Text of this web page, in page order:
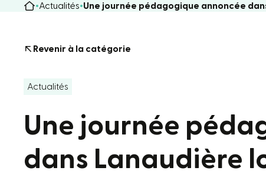
Actualités Une journée pédagogique annoncée
Revenir à la catégorie
Actualités
Une journée
dans Lanaudière